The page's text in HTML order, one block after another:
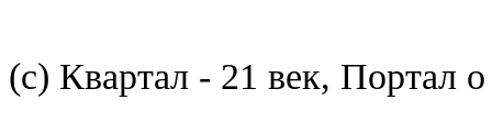
(с) Квартал - 21 век, Портал